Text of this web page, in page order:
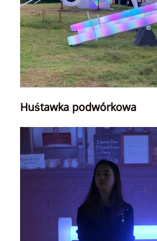
Huśtawka podwórkowa